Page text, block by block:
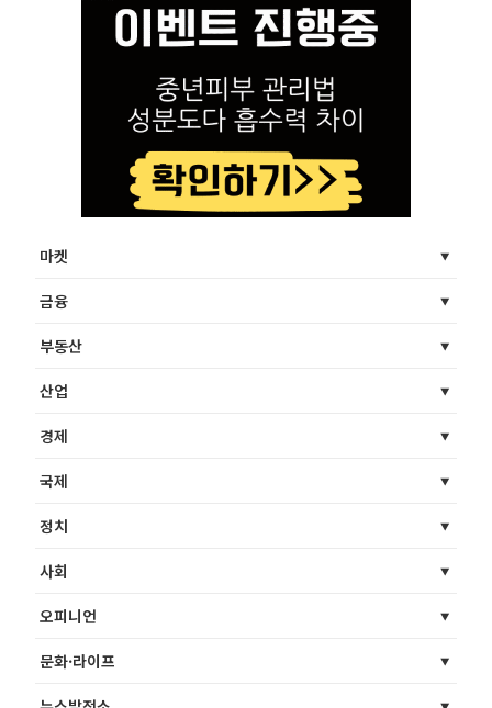
마켓
금융
부동산
산업
경제
국제
정치
사회
오피니언
문화·라이프